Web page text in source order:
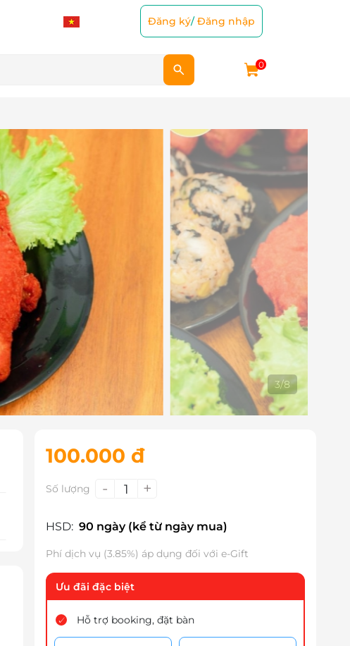
Đăng ký/Đăng nhập
0
3/8
100.000 đ
Số lượng - 1 +
HSD: 90 ngày (kể từ ngày mua)
Phí dịch vụ (3.85%) áp dụng đối với e-Gift
Ưu đãi đặc biệt
Hỗ trợ booking, đặt bàn